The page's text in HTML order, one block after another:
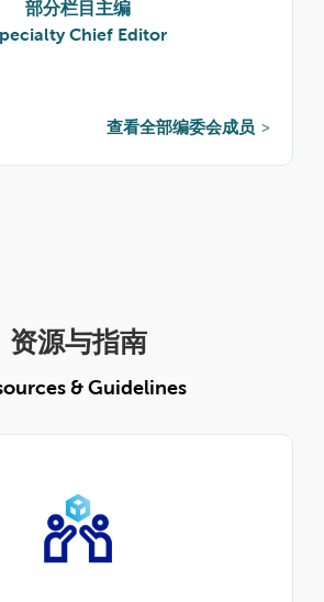
部分栏目主编
Chief Editor
查看全部编委会成员
资源与指南
& Guidelines